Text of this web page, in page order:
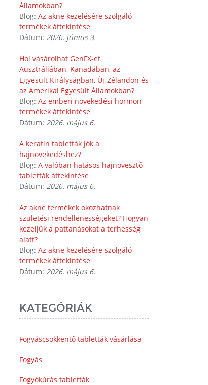
Államokban?
Blog: Az akne kezelésére szolgáló
termékek áttekintése
Dátum: 2026. június 3.
Hol vásárolhat GenFX-et
Ausztráliában, Kanadában, az
Egyesült Királyságban, Új-Zélandon és
az Amerikai Egyesült Államokban?
Blog: Az emberi növekedési hormon
termékek áttekintése
Dátum: 2026. május 6.
A keratin tabletták jók a
hajnövekedéshez?
Blog: A valóban hatásos hajnövesztő
tabletták áttekintése
Dátum: 2026. május 6.
Az akne termékek okozhatnak
születési rendellenességeket? Hogyan
kezeljük a pattanásokat a terhesség
alatt?
Blog: Az akne kezelésére szolgáló
termékek áttekintése
Dátum: 2026. május 6.
KATEGÓRIÁK
Fogyáscsökkentő tabletták vásárlása
Fogyás
Fogyókúrás tabletták